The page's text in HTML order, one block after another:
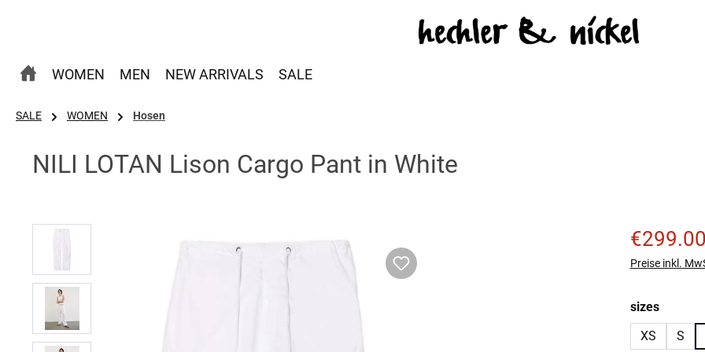
WOMEN MEN NEW ARRIVALS SALE
SALE WOMEN Hosen
NILI LOTAN Lison Cargo Pant in White
Bildergalerie überspringen Verkaufspreis:
€299.00
Preise inkl.
sizes
XS
S